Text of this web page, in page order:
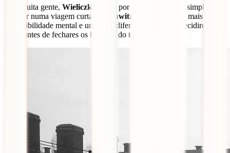
Para muita gente, Wieliczka
acaba por ser a opção mais simples de
integrar numa viagem curta.
Auschwitz-Birkenau
pede mais
disponibilidade mental e um ritmo diferente. O ideal é decidires isso
ainda antes de fechares os horários do terceiro dia.